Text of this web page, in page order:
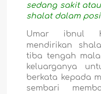
sedang sakit
shalat dalam
Umar ibnul
mendirikan
tiba tengah
keluarganya
berkata kepada
sembari